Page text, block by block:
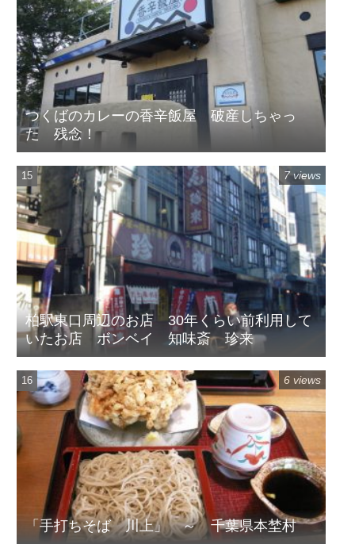
つくばのカレーの香辛飯屋 破産しちゃっ
た 残念！
柏駅東口周辺のお店 30年くらい前利用して
いたお店 ボンベイ 知味斎 珍来
7 views
「手打ちそば 川上」 ～ 千葉県本埜村
6 views